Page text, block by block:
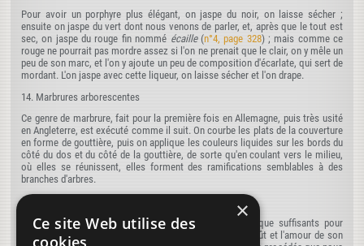
Pour avoir un porphyre plus élégant, on jaspe du noir, on laisse sécher ;
ensuite on jaspe du vert dont nous venons de parler, et, après que le tout est
sec, on jaspe du rouge fin nommé écaille(n°4, page 328) ; mais comme ce
rouge ne pourrait pas mordre assez si l'on ne prenait que le clair, on y mêle un
peu de son marc, et l'on y ajoute un peu de composition d'écarlate, qui sert de
mordant. L'on jaspe avec cette liqueur, on laisse sécher et l'on drape.
14. Marbrures arborescentes
Ce genre de marbrure, fait pour la première fois en Allemagne, puis très usité
en Angleterre, est exécuté comme il suit. On courbe les plats de la couverture
en forme de gouttière, puis on applique les couleurs liquides sur les bords du
côté du dos et du côté de la gouttière, de sorte qu'en coulant vers le milieu,
où elles se réunissent, elles forment des ramifications semblables à des
branches d'arbres.
Observation générale
Les exemples que nous venons de donner sont plus que suffisants pour
diriger celui qui se livre à la reliure ; il ne faut que du goût et l'amour de son
×
Ce site Web utilise des
cookies